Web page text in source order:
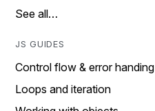
See all…
JS GUIDES
Control flow & error handing
Loops and iteration